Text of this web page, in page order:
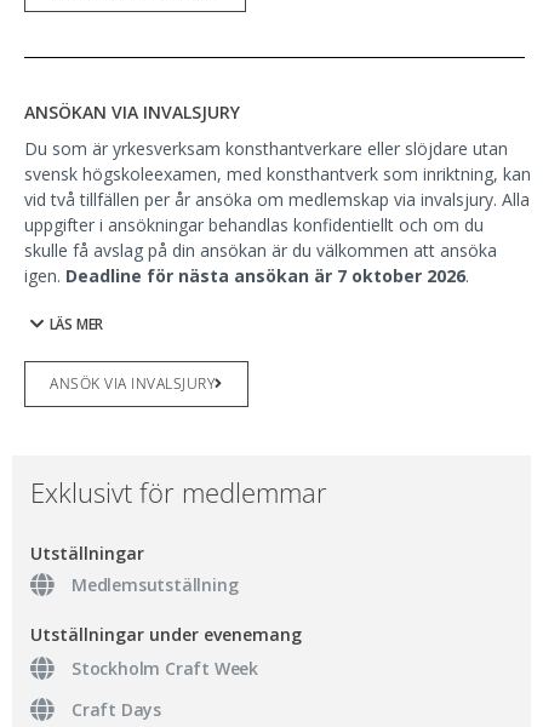
ANSÖKAN VIA INVALSJURY
Du som är yrkesverksam konsthantverkare eller slöjdare utan
svensk högskoleexamen, med konsthantverk som inriktning, kan
vid två tillfällen per år ansöka om medlemskap via invalsjury. Alla
uppgifter i ansökningar behandlas konfidentiellt och om du
skulle få avslag på din ansökan är du välkommen att ansöka
igen. Deadline för nästa ansökan är 7 oktober 2026.
LÄS MER
ANSÖK VIA INVALSJURY
Exklusivt för medlemmar
Utställningar
Medlemsutställning
Utställningar under evenemang
Stockholm Craft Week
Craft Days